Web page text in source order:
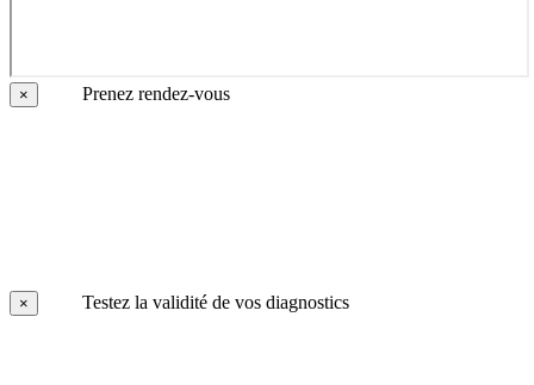
× Prenez rendez-vous
× Testez la validité de vos diagnostics